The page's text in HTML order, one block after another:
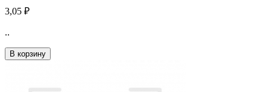
3,05 ₽
..
В корзину